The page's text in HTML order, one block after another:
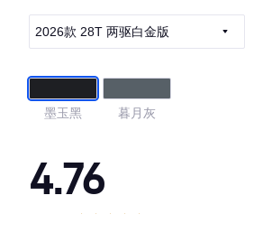
2026款 28T 两驱白金版
墨玉黑 暮月灰
4.76